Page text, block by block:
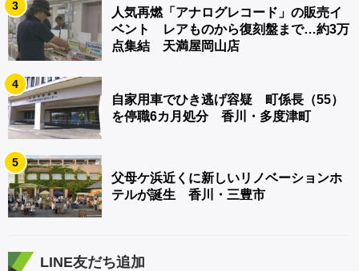
3
人気再燃「アナログレコード」の販売イ
ベント レアものから復刻盤まで…約3万
点集結 天満屋岡山店
4
自家用車でひき逃げ容疑 町係長（55）
を停職6カ月処分 香川・多度津町
5
父母ケ浜近くに新しいリノベーションホ
テルが誕生 香川・三豊市
LINE友だち追加